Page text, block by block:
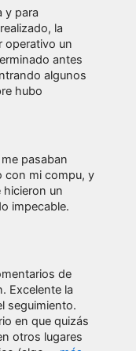
y para
la
operativo un
antes
algunos
hubo
pasaban
con mi compu, y
hicieron un
impecable.
de
Excelente la
seguimiento.
en que quizás
otros lugares